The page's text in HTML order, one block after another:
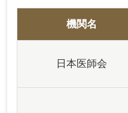
機関名
日本医師会